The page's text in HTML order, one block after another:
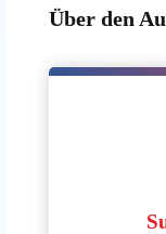
Über den